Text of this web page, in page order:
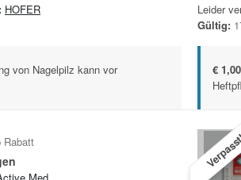
HOFER
von Nagelpilz kann vor
Leider
Gültig:
€
Rabatt
Med